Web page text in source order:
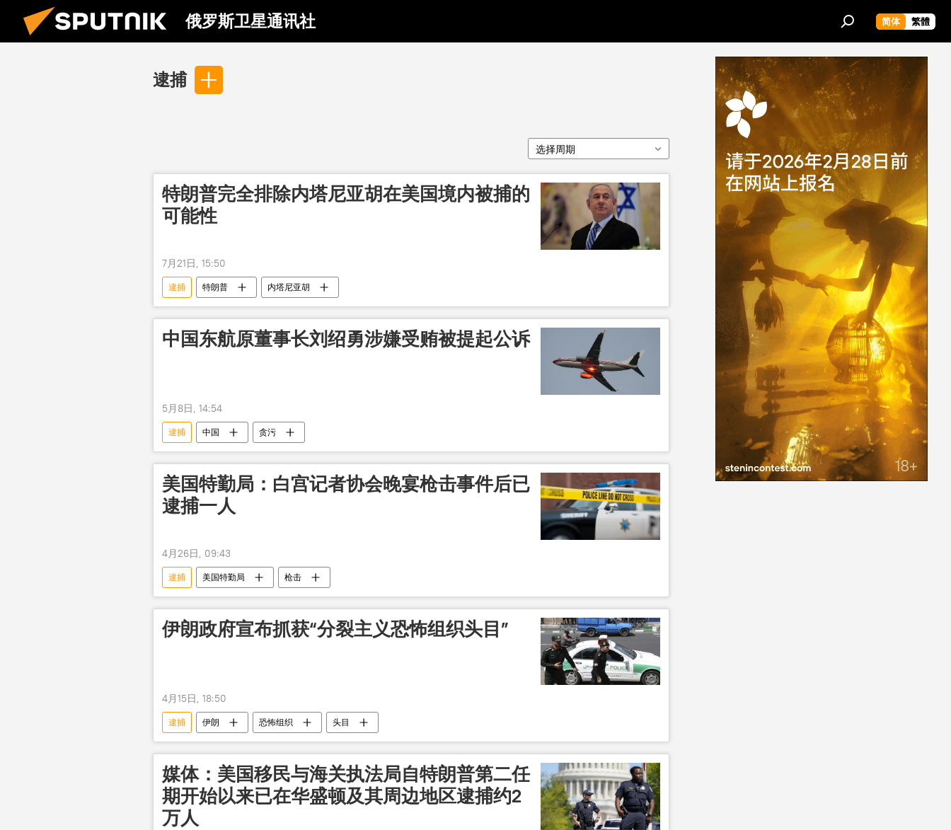
俄罗斯卫星通讯社 简体 繁體
逮捕
选择周期
特朗普完全排除内塔尼亚胡在美国境内被捕的
可能性
7月21日, 15:50
逮捕 特朗普 内塔尼亚胡
中国东航原董事长刘绍勇涉嫌受贿被提起公诉
5月8日, 14:54
逮捕 中国 贪污
美国特勤局：白宫记者协会晚宴枪击事件后已
逮捕一人
4月26日, 09:43
逮捕 美国特勤局 枪击
伊朗政府宣布抓获“分裂主义恐怖组织头目”
4月15日, 18:50
逮捕 伊朗 恐怖组织 头目
媒体：美国移民与海关执法局自特朗普第二任
期开始以来已在华盛顿及其周边地区逮捕约2
万人